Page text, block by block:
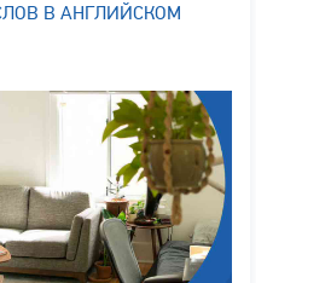
В АНГЛИЙСКОМ